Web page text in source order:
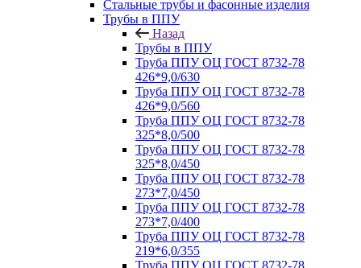
Стальные трубы и фасонные изделия
Трубы в ППУ
Назад
Трубы в ППУ
Труба ППУ ОЦ ГОСТ 8732-78
426*9,0/630
Труба ППУ ОЦ ГОСТ 8732-78
426*9,0/560
Труба ППУ ОЦ ГОСТ 8732-78
325*8,0/500
Труба ППУ ОЦ ГОСТ 8732-78
325*8,0/450
Труба ППУ ОЦ ГОСТ 8732-78
273*7,0/450
Труба ППУ ОЦ ГОСТ 8732-78
273*7,0/400
Труба ППУ ОЦ ГОСТ 8732-78
219*6,0/355
Труба ППУ ОЦ ГОСТ 8732-78